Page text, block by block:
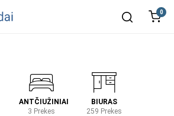
0
ANTČIUŽINIAI
3 Prekes
BIURAS
259 Prekes